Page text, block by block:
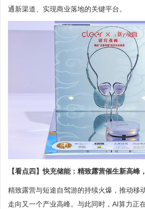
通新渠道、实现商业落地的关键平台。
【看点四】快充储能：精致露营催生新高峰
精致露营与短途自驾游的持续火爆，推动移
走向又一个产业高峰。与此同时，AI算力正